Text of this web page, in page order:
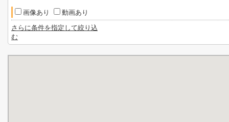
画像あり
動画あり
さらに条件を指定して絞り込
む